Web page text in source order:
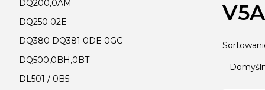
DQ200,0AM
DQ250 02E
DQ380 DQ381 0DE 0GC
DQ500,0BH,0BT
DL501 / 0B5
Lista